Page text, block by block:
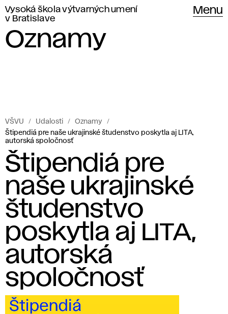
Vysoká škola výtvarných umení
v Bratislave
Menu
Oznamy
VŠVU Udalosti
Oznamy
Štipendiá pre naše ukrajinské študenstvo poskytla aj LITA,
autorská spoločnosť
Štipendiá pre
naše ukrajinské
študenstvo
poskytla aj LITA,
autorská
spoločnosť